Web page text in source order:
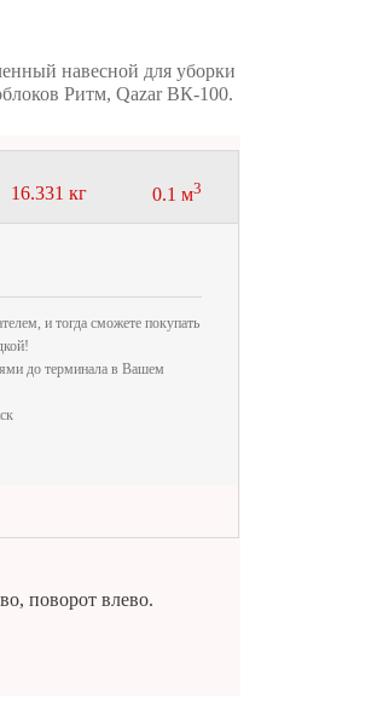
навесной для уборки
Ритм, Qazar ВК-100.
0.1 м3
16.331 кг
и тогда сможете покупать
до терминала в Вашем
поворот влево.